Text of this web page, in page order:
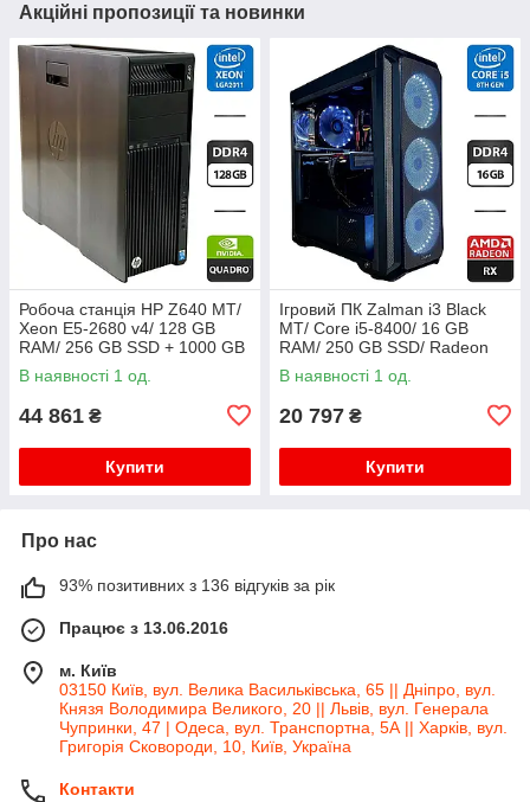
Акційні пропозиції та новинки
Робоча станція HP Z640 MT/
Xeon E5-2680 v4/ 128 GB
RAM/ 256 GB SSD + 1000 GB
HDD/ Quadro K2200 4GB/
925W
В наявності 1 од.
44 861 ₴
Купити
Ігровий ПК Zalman i3 Black
MT/ Core i5-8400/ 16 GB
RAM/ 250 GB SSD/ Radeon
RX 580 8GB/ 750W
В наявності 1 од.
20 797 ₴
Купити
Про нас
93% позитивних з 136 відгуків за рік
Працює з 13.06.2016
м. Київ
03150 Київ, вул. Велика Васильківська, 65 || Дніпро, вул.
Князя Володимира Великого, 20 || Львів, вул. Генерала
Чупринки, 47 | Одеса, вул. Транспортна, 5А || Харків, вул.
Григорія Сковороди, 10, Київ, Україна
Контакти